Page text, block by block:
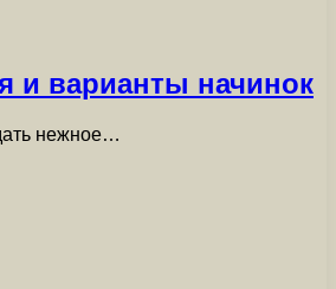
и варианты начинок
нежное…